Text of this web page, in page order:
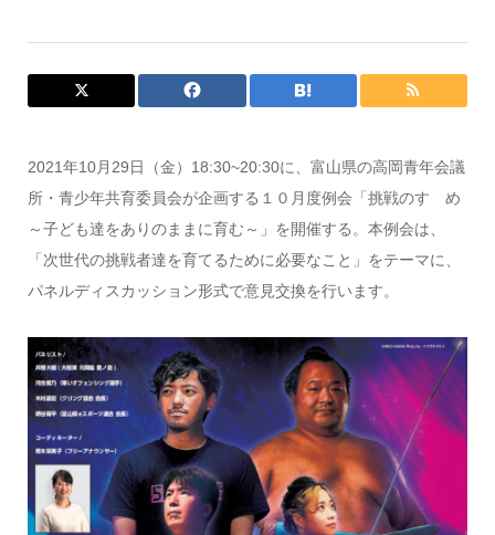
2021年10月29日（金）18:30~20:30に、富山県の高岡青年会議
所・青少年共育委員会が企画する１０月度例会「挑戦のすゝめ
～子ども達をありのままに育む～」を開催する。本例会は、
「次世代の挑戦者達を育てるために必要なこと」をテーマに、
パネルディスカッション形式で意見交換を行います。